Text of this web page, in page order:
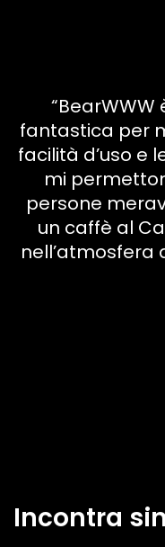
fantastica per
facilità d’uso e
mi
persone
un caffè al
Incontra